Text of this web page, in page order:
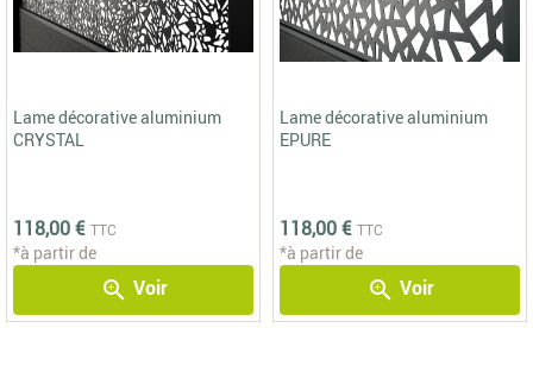
Lame décorative aluminium
CRYSTAL
118,00 € TTC
*à partir de
zoom_in Voir
Lame décorative aluminium
EPURE
118,00 € TTC
*à partir de
zoom_in Voir